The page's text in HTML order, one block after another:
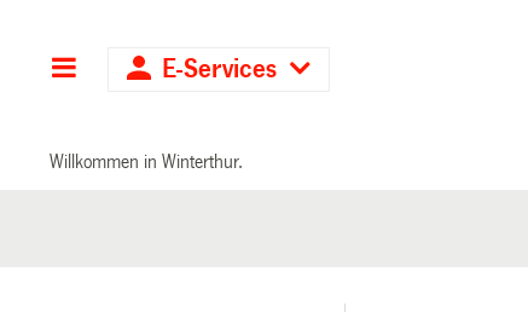
Hauptnavigation
E-Services
Willkommen in Winterthur.